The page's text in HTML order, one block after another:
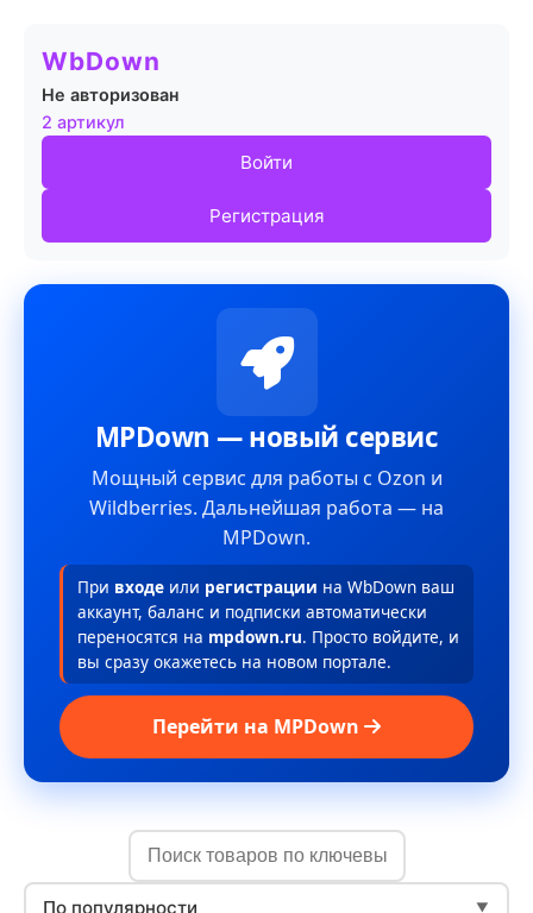
WbDown
Не авторизован
2 артикул
Войти
Регистрация
MPDown — новый сервис
Мощный сервис для работы с Ozon и
Wildberries. Дальнейшая работа — на
MPDown.
При входе или регистрации на WbDown ваш
аккаунт, баланс и подписки автоматически
переносятся на mpdown.ru. Просто войдите, и
вы сразу окажетесь на новом портале.
Перейти на MPDown
По популярности ▼